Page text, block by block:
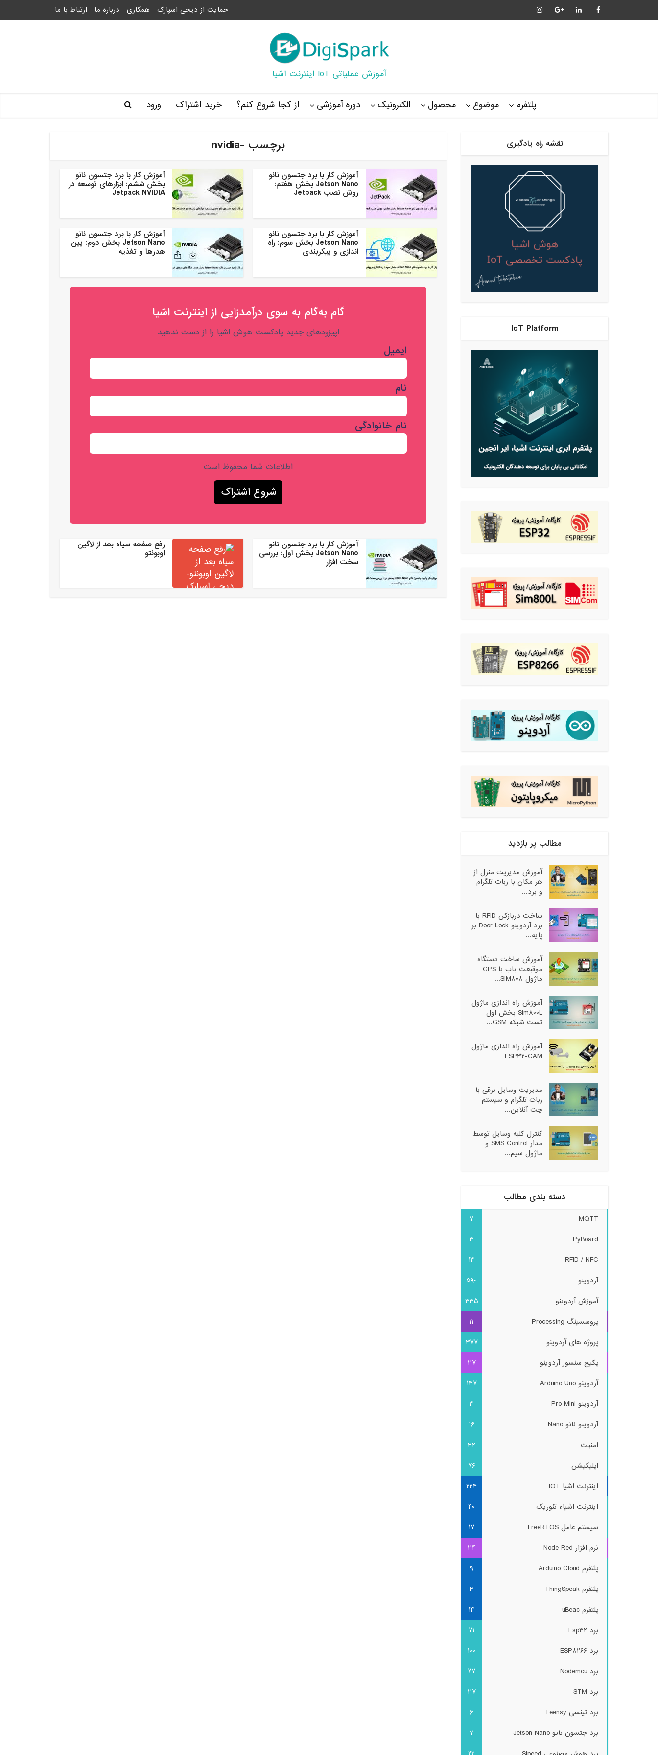
حمایت از دیجی اسپارک همکاری درباره ما ارتباط با ما
آموزش عملیاتی IoT اینترنت اشیا
پلتفرم موضوع محصول الکترونیک دوره آموزشی از کجا شروع کنم؟ خرید اشتراک ورود
برچسب -nvidia
آموزش کار با برد جتسون نانو
Jetson Nano بخش هفتم:
روش نصب Jetpack
آموزش کار با برد جتسون نانو
بخش ششم: ابزارهای توسعه در
Jetpack NVIDIA
آموزش کار با برد جتسون نانو
Jetson Nano بخش سوم: راه
اندازی و پیکربندی
آموزش کار با برد جتسون نانو
Jetson Nano بخش دوم: پین
هدرها و تغذیه
گام به‌گام به‌ سوی درآمدزایی از اینترنت اشیا
اپیزودهای جدید پادکست هوش اشیا را از دست ندهید
ایمیل
نام
نام خانوادگی
اطلاعات شما محفوظ است
آموزش کار با برد جتسون نانو
Jetson Nano بخش اول: بررسی
سخت افزار
رفع صفحه سیاه بعد از لاگین
اوبونتو
نقشه راه یادگیری
IoT Platform
مطالب پر بازدید
آموزش مدیریت منزل از
هر مکان با ربات تلگرام
و برد...
ساخت دربازکن RFID با
برد آردوینو Door Lock بر
پایه...
آموزش ساخت دستگاه
موقیعت یاب با GPS
ماژول SIM808...
آموزش راه اندازی ماژول
Sim800L بخش اول
تست شبکه GSM...
آموزش راه اندازی ماژول
ESP32-CAM
مدیریت وسایل برقی با
ربات تلگرام و سیستم
چت آنلاین...
کنترل کلیه وسایل توسط
مدار SMS Control و
ماژول سیم...
دسته بندی مطالب
MQTT
7
PyBoard
3
RFID / NFC
13
آردوینو
590
آموزش آردوینو
335
پروسسینگ Processing
11
پروژه های آردوینو
377
پکیج سنسور آردوینو
37
آردوینو Arduino Uno
137
آردوینو Pro Mini
3
آردوینو نانو Nano
16
امنیت
32
اپلیکیشن
76
اینترنت اشیا IOT
224
اینترنت اشیاء تئوریک
40
سیستم عامل FreeRTOS
17
نرم افزار Node Red
34
پلتفرم Arduino Cloud
9
پلتفرم ThingSpeak
4
پلتفرم uBeac
14
برد Esp32
71
برد ESP8266
100
برد Nodemcu
77
برد STM
37
برد تینسی Teensy
6
برد جتسون نانو Jetson Nano
7